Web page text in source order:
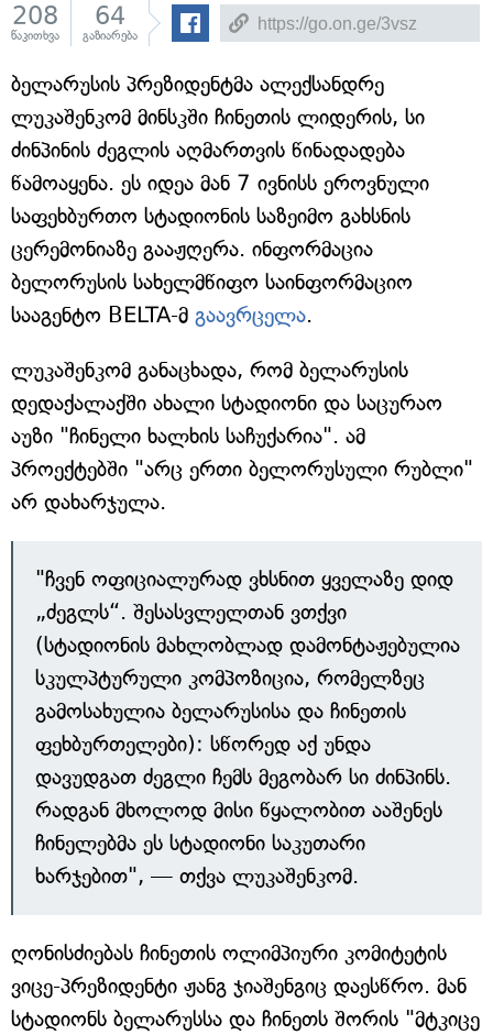
208
წაკითხვა
64
გაზიარება
ბელარუსის პრეზიდენტმა ალექსანდრე
ლუკაშენკომ მინსკში ჩინეთის ლიდერის, სი
ძინპინის ძეგლის აღმართვის წინადადება
წამოაყენა. ეს იდეა მან 7 ივნისს ეროვნული
საფეხბურთო სტადიონის საზეიმო გახსნის
ცერემონიაზე გააჟღერა. ინფორმაცია
ბელორუსის სახელმწიფო საინფორმაციო
სააგენტო BELTA-მ გაავრცელა.
ლუკაშენკომ განაცხადა, რომ ბელარუსის
დედაქალაქში ახალი სტადიონი და საცურაო
აუზი "ჩინელი ხალხის საჩუქარია". ამ
პროექტებში "არც ერთი ბელორუსული რუბლი"
არ დახარჯულა.
"ჩვენ ოფიციალურად ვხსნით ყველაზე დიდ
„ძეგლს“. შესასვლელთან ვთქვი
(სტადიონის მახლობლად დამონტაჟებულია
სკულპტურული კომპოზიცია, რომელზეც
გამოსახულია ბელარუსისა და ჩინეთის
ფეხბურთელები): სწორედ აქ უნდა
დავუდგათ ძეგლი ჩემს მეგობარ სი ძინპინს.
რადგან მხოლოდ მისი წყალობით ააშენეს
ჩინელებმა ეს სტადიონი საკუთარი
ხარჯებით", — თქვა ლუკაშენკომ.
ღონისძიებას ჩინეთის ოლიმპიური კომიტეტის
ვიცე-პრეზიდენტი ჟანგ ჯიაშენგიც დაესწრო. მან
სტადიონს ბელარუსსა და ჩინეთს შორის "მტკიცე